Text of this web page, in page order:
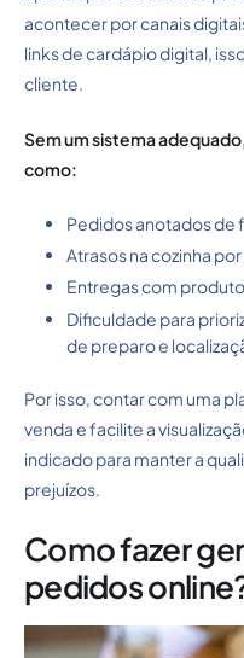
acontecer por canais
links de cardápio digital,
cliente.
Sem um sistema
como:
Pedidos anotados de
Atrasos na cozinha
Entregas com
Dificuldade para
de preparo e
Por isso, contar com uma
venda e facilite a
indicado para manter a
prejuízos.
Como fazer
pedidos